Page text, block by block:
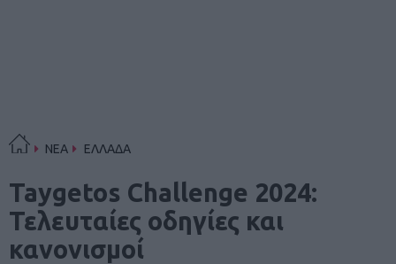
ΝΕΑ ΕΛΛΑΔΑ
Taygetos Challenge 2024:
Τελευταίες οδηγίες και
κανονισμοί